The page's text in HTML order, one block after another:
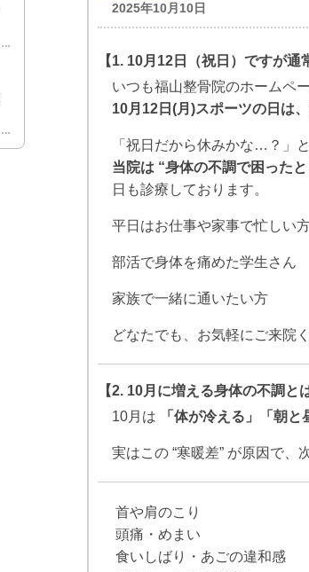
2025年10月10日
【1. 10月12日（祝日）ですが通
いつも福山整骨院のホームペ
10月12日(月)スポーツの日は
「祝日だから休みかな…？」
当院は “身体の不調で困った
日も診療しております。
平日はお仕事や家事で忙しい
部活で身体を痛めた学生さん
家族で一緒に通いたい方
どなたでも、お気軽にご来院く
【2. 10月に増える身体の不調と
10月は
「体が冷える」「朝と
実はこの “寒暖差” が原因で、
首や肩のこり
頭痛・めまい
食いしばり・あごの違和感